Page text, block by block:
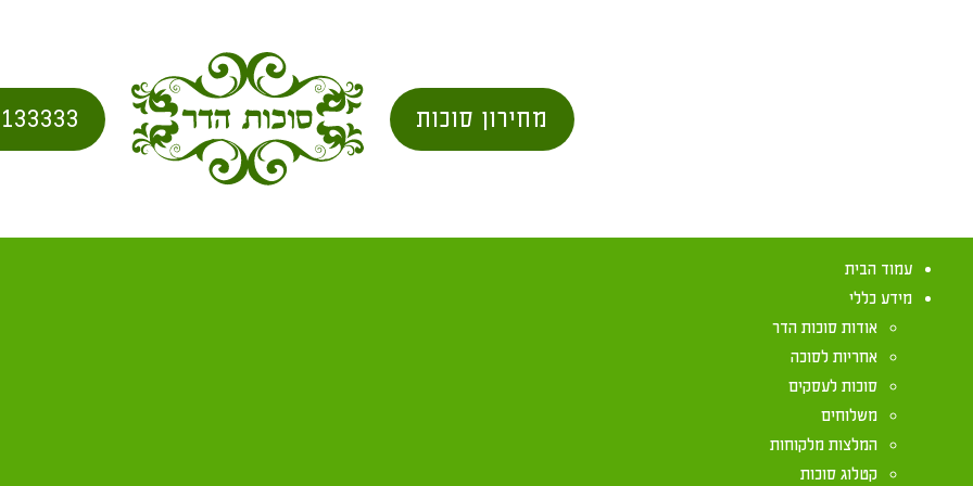
מחירון סוכות
עמוד הבית
מידע כללי
אודות סוכות הדר
אחריות לסוכה
סוכות לעסקים
משלוחים
המלצות מלקוחות
קטלוג סוכות